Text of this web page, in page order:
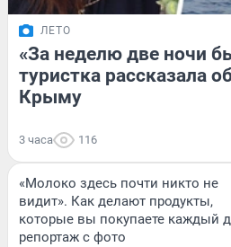
ЛЕТО
«За неделю две ночи
туристка рассказала
Крыму
3 часа 116
«Молоко здесь почти никто не
видит». Как делают продукты,
которые вы покупаете каждый
репортаж с фото